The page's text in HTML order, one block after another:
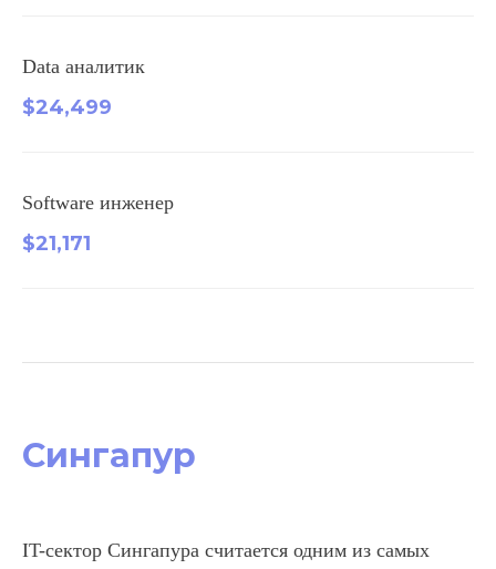
Data аналитик
$24,499
Software инженер
$21,171
Сингапур
IT-сектор Сингапура считается одним из самых